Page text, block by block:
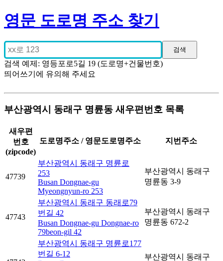
영문 도로명 주소 찾기
검색 예제: 영등포로5길 19 (도로명+건물번호)
띄어쓰기에 유의해 주세요
부산광역시 동래구 명륜동 새우편번호 목록
새우편
번호
(zipcode)
도로명주소 / 영문도로명주소 지번주소
47739
부산광역시 동래구 명륜로
253
Busan Dongnae-gu
Myeongnyun-ro 253
부산광역시 동래구
명륜동 3-9
47743
부산광역시 동래구 동래로79
번길 42
Busan Dongnae-gu Dongnae-ro
79beon-gil 42
부산광역시 동래구
명륜동 672-2
부산광역시 동래구 명륜로177
번길 6-12
부산광역시 동래구